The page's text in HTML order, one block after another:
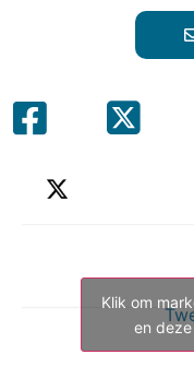
Klik om
en